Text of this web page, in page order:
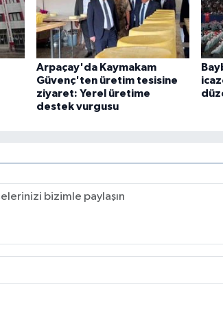
Arpaçay'da Kaymakam
Güvenç'ten üretim tesisine
ziyaret: Yerel üretime
destek vurgusu